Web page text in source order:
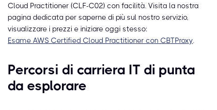
Cloud Practitioner (CLF-C02) con facilità. Visita la nostra
pagina dedicata per saperne di più sul nostro servizio,
visualizzare i prezzi e iniziare oggi stesso:
Esame AWS Certified Cloud Practitioner con CBTProxy.
Percorsi di carriera IT di punta
da esplorare